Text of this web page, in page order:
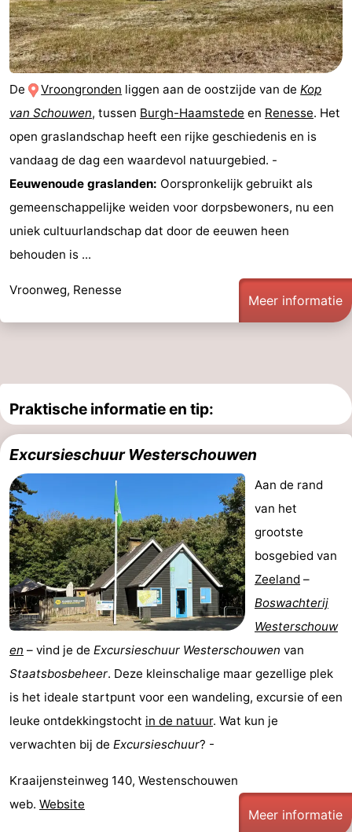
De Vroongronden liggen aan de oostzijde van deKop
van Schouwen, tussen Burgh-Haamstede en Renesse. Het
open graslandschap heeft een rijke geschiedenis en is
vandaag de dag een waardevol natuurgebied. -
Eeuwenoude graslanden: Oorspronkelijk gebruikt als
gemeenschappelijke weiden voor dorpsbewoners, nu een
uniek cultuurlandschap dat door de eeuwen heen
behouden is ...
Vroonweg, Renesse
Meer informatie
Praktische informatie en tip:
Excursieschuur Westerschouwen
Aan de rand
van het
grootste
bosgebied van
Zeeland –
Boswachterij
Westerschouw
en – vind je de Excursieschuur Westerschouwen van
Staatsbosbeheer. Deze kleinschalige maar gezellige plek
is het ideale startpunt voor een wandeling, excursie of een
leuke ontdekkingstocht in de natuur. Wat kun je
verwachten bij de Excursieschuur? -
Kraaijensteinweg 140, Westenschouwen
web. Website
Meer informatie